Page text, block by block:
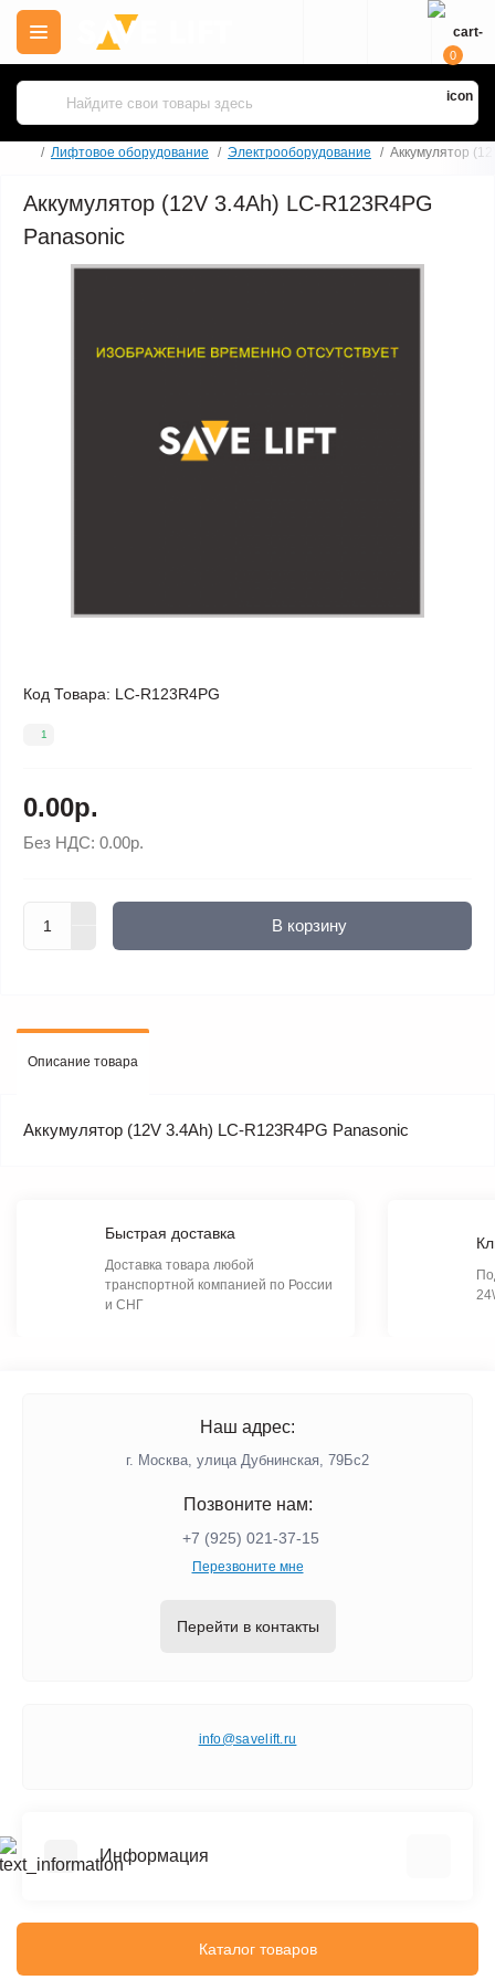
0
Лифтовое оборудование Электрооборудование Аккумулятор
Аккумулятор (12V 3.4Ah) LC-R123R4PG
Panasonic
Код Товара: LC-R123R4PG
1
0.00р.
Без НДС: 0.00р.
В корзину
Описание товара
Аккумулятор (12V 3.4Ah) LC-R123R4PG Panasonic
Быстрая доставка
Доставка товара любой
транспортной компанией по России
и СНГ
Наш адрес:
г. Москва, улица Дубнинская, 79Бс2
Позвоните нам:
+7 (925) 021-37-15
Перезвоните мне
Перейти в контакты
info@savelift.ru
Информация
Каталог товаров